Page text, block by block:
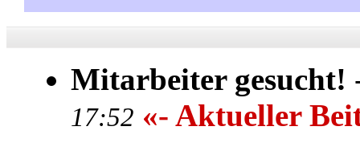
Mitarbeiter gesucht!
17:52 «- Aktueller